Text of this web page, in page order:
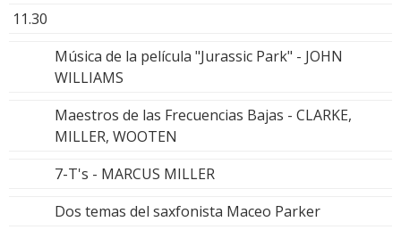
11.30
Música de la película "Jurassic Park" - JOHN
WILLIAMS
Maestros de las Frecuencias Bajas - CLARKE,
MILLER, WOOTEN
7-T's - MARCUS MILLER
Dos temas del saxfonista Maceo Parker